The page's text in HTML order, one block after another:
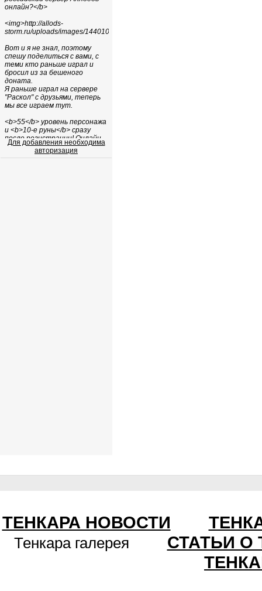
Для добавления необходима
авторизация
ТЕНКАРА НОВОСТИ
Тенкара галерея
СТАТЬИ О